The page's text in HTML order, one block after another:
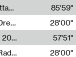
Formule Magique #3 : Selim-a Attalah Chettaoui
85'59"
Radia Show #1103 : “Learning AI How To Dream” by Sebastian Dingens (Radio Campus Bruxelles)
28'00"
LA PYRAMIDE DE BOIS 12 / PRINTEMPS 2026
57'51"
Radia Show #1102 : The Economic Trip / Radio Grenouille
28'00"